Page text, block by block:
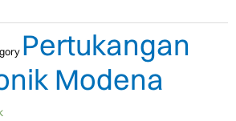
Pertukangan
Modena